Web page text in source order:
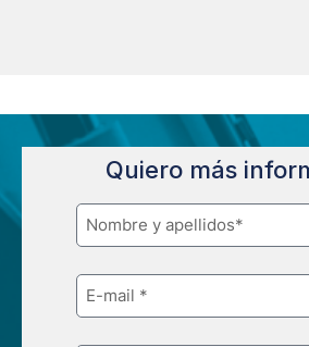
Quiero más